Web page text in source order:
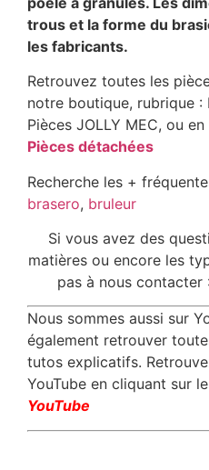
trous et la forme du
les fabricants.
Retrouvez toutes les
notre boutique, rubrique :
Pièces JOLLY MEC, ou
Pièces détachées
Recherche les +
brasero, bruleur
Si vous avez des
matières ou encore les
pas à nous contacter :
Nous sommes aussi sur
également retrouver
tutos explicatifs.
YouTube en cliquant sur
YouTube